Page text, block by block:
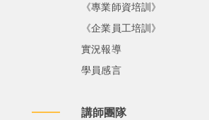
《專業師資培訓》
《企業員工培訓》
實況報導
學員感言
講師團隊